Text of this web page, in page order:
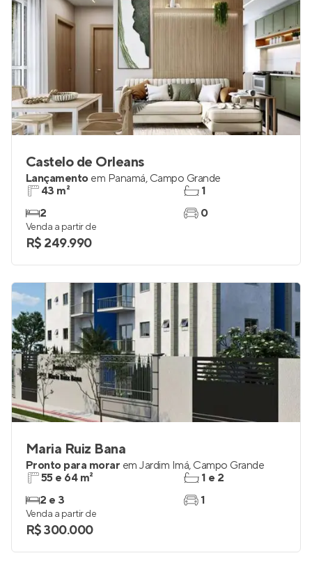
Castelo de Orleans
Lançamento em Panamá, Campo Grande
43 m²
2
1
0
Venda a partir de
R$ 249.990
Maria Ruiz Bana
Pronto para morar em Jardim Imá, Campo Grande
55 e 64 m²
2 e 3
1 e 2
1
Venda a partir de
R$ 300.000